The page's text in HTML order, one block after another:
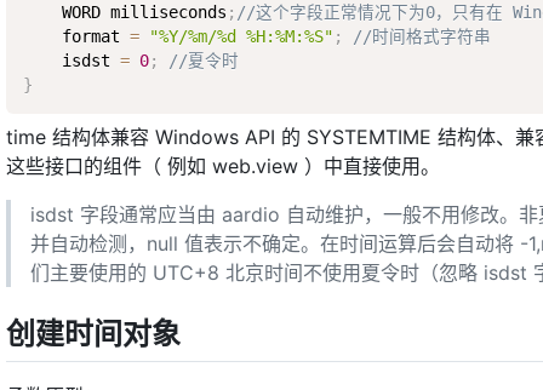
    WORD milliseconds
; //这个字段正常情况下为0，只有在
    format
= "%Y/%m/%d %H:%M:%S" ;
//时间格式字符串
    isdst
= 0;
//夏令时
}
time 结构体兼容 Windows API 的 SYSTEMTIME 结构体、
这些接口的组件（ 例如 web.view ）中直接使用。
isdst 字段通常应当由 aardio 自动维护，一般不用修改。
并自动检测，null 值表示不确定。在时间运算后会自动将
们主要使用的 UTC+8 北京时间不使用夏令时（忽略 isdst
创建时间对象